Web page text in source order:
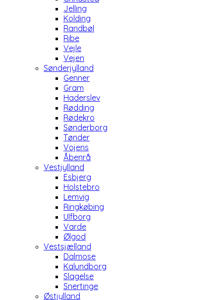
Jelling
Kolding
Randbøl
Ribe
Vejle
Vejen
Sønderjylland
Genner
Gram
Haderslev
Rødding
Rødekro
Sønderborg
Tønder
Vojens
Åbenrå
Vestjylland
Esbjerg
Holstebro
Lemvig
Ringkøbing
Ulfborg
Varde
Ølgod
Vestsjælland
Dalmose
Kalundborg
Slagelse
Snertinge
Østjylland